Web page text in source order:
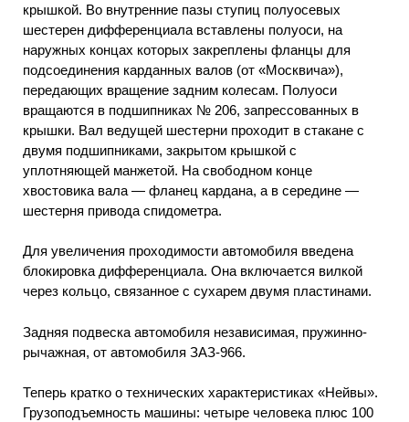
крышкой. Во внутренние пазы ступиц полуосевых
шестерен дифференциала вставлены полуоси, на
наружных концах которых закреплены фланцы для
подсоединения карданных валов (от «Москвича»),
передающих вращение задним колесам. Полуоси
вращаются в подшипниках № 206, запрессованных в
крышки. Вал ведущей шестерни проходит в стакане с
двумя подшипниками, закрытом крышкой с
уплотняющей манжетой. На свободном конце
хвостовика вала — фланец кардана, а в середине —
шестерня привода спидометра.
Для увеличения проходимости автомобиля введена
блокировка дифференциала. Она включается вилкой
через кольцо, связанное с сухарем двумя пластинами.
Задняя подвеска автомобиля независимая, пружинно-
рычажная, от автомобиля ЗАЗ-966.
Теперь кратко о технических характеристиках «Нейвы».
Грузоподъемность машины: четыре человека плюс 100